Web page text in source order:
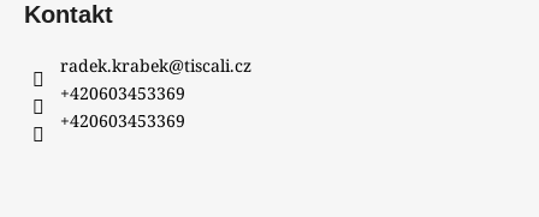
Kontakt
radek.krabek@tiscali.cz
+420603453369
+420603453369